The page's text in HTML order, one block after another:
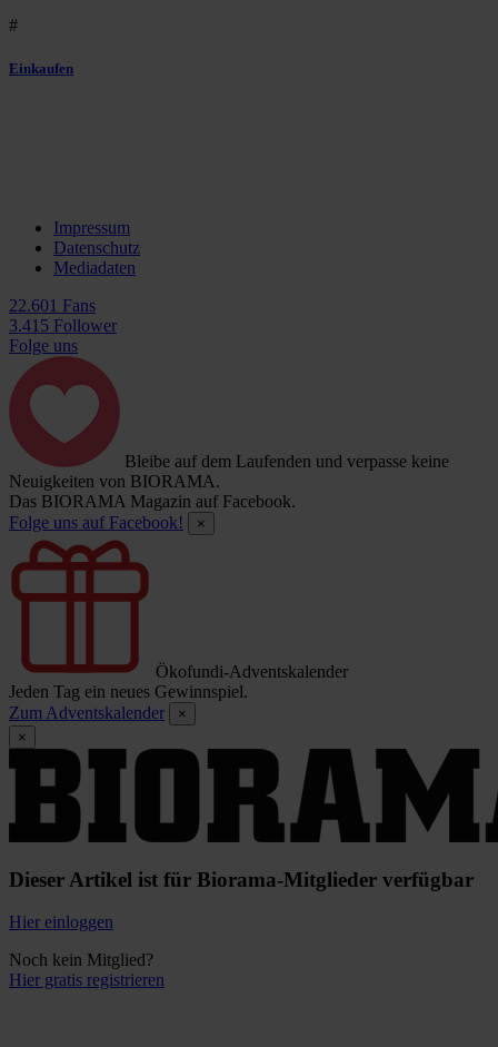
#
Einkaufen
Impressum
Datenschutz
Mediadaten
22.601 Fans
3.415 Follower
Folge uns
Bleibe auf dem Laufenden und verpasse keine
Neuigkeiten von BIORAMA.
Das BIORAMA Magazin auf Facebook.
Folge uns auf Facebook!
×
Ökofundi-Adventskalender
Jeden Tag ein neues Gewinnspiel.
Zum Adventskalender
×
×
Dieser Artikel ist für Biorama-Mitglieder verfügbar
Hier einloggen
Noch kein Mitglied?
Hier gratis registrieren